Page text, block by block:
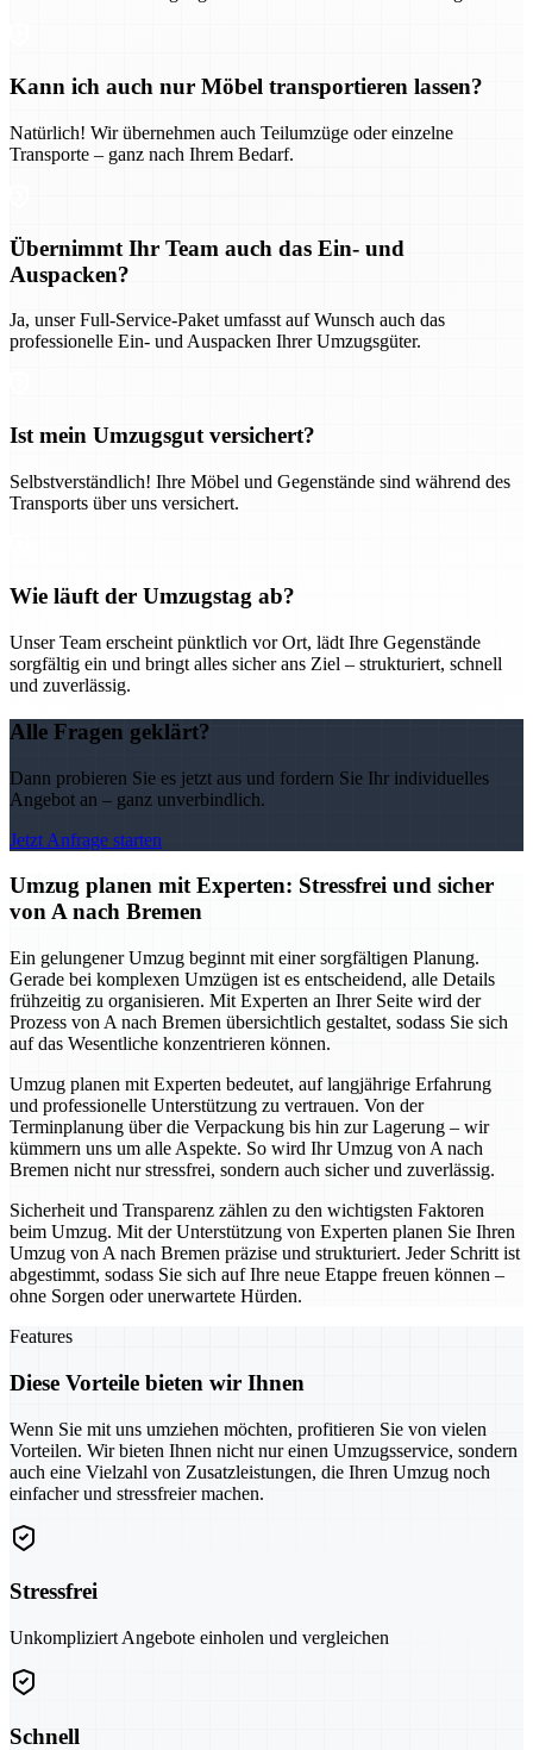
Kann ich auch nur Möbel transportieren lassen?
Natürlich! Wir übernehmen auch Teilumzüge oder einzelne
Transporte – ganz nach Ihrem Bedarf.
Übernimmt Ihr Team auch das Ein- und
Auspacken?
Ja, unser Full-Service-Paket umfasst auf Wunsch auch das
professionelle Ein- und Auspacken Ihrer Umzugsgüter.
Ist mein Umzugsgut versichert?
Selbstverständlich! Ihre Möbel und Gegenstände sind während des
Transports über uns versichert.
Wie läuft der Umzugstag ab?
Unser Team erscheint pünktlich vor Ort, lädt Ihre Gegenstände
sorgfältig ein und bringt alles sicher ans Ziel – strukturiert, schnell
und zuverlässig.
Alle Fragen geklärt?
Dann probieren Sie es jetzt aus und fordern Sie Ihr individuelles
Angebot an – ganz unverbindlich.
Jetzt Anfrage starten
Umzug planen mit Experten: Stressfrei und sicher
von A nach Bremen
Ein gelungener Umzug beginnt mit einer sorgfältigen Planung.
Gerade bei komplexen Umzügen ist es entscheidend, alle Details
frühzeitig zu organisieren. Mit Experten an Ihrer Seite wird der
Prozess von A nach Bremen übersichtlich gestaltet, sodass Sie sich
auf das Wesentliche konzentrieren können.
Umzug planen mit Experten bedeutet, auf langjährige Erfahrung
und professionelle Unterstützung zu vertrauen. Von der
Terminplanung über die Verpackung bis hin zur Lagerung – wir
kümmern uns um alle Aspekte. So wird Ihr Umzug von A nach
Bremen nicht nur stressfrei, sondern auch sicher und zuverlässig.
Sicherheit und Transparenz zählen zu den wichtigsten Faktoren
beim Umzug. Mit der Unterstützung von Experten planen Sie Ihren
Umzug von A nach Bremen präzise und strukturiert. Jeder Schritt ist
abgestimmt, sodass Sie sich auf Ihre neue Etappe freuen können –
ohne Sorgen oder unerwartete Hürden.
Features
Diese Vorteile bieten wir Ihnen
Wenn Sie mit uns umziehen möchten, profitieren Sie von vielen
Vorteilen. Wir bieten Ihnen nicht nur einen Umzugsservice, sondern
auch eine Vielzahl von Zusatzleistungen, die Ihren Umzug noch
einfacher und stressfreier machen.
Stressfrei
Unkompliziert Angebote einholen und vergleichen
Schnell